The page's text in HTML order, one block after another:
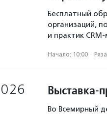
Бесплатный
организаций,
и практик
Начало: 10:00 ·
Выставка-
Во Всемирный